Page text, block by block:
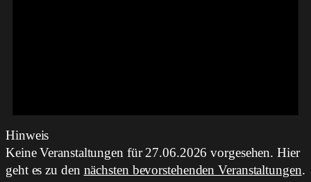
Hinweis
Keine Veranstaltungen für 27.06.2026 vorgesehen. Hier
geht es zu den nächsten bevorstehenden Veranstaltungen.